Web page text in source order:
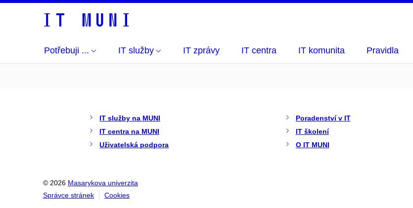
Potřebuji ... IT služby IT zprávy IT centra IT komunita Pravidla
IT služby na MUNI
IT centra na MUNI
Uživatelská podpora
Poradenství v IT
IT školení
O IT MUNI
© 2026 Masarykova univerzita
Správce stránek
Cookies